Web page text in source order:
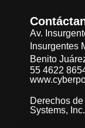
Av.
Insurgentes
Benito
55 4622
Derechos
Systems,